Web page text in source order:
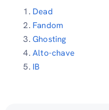
Dead
Fandom
Ghosting
Alto-chave
IB